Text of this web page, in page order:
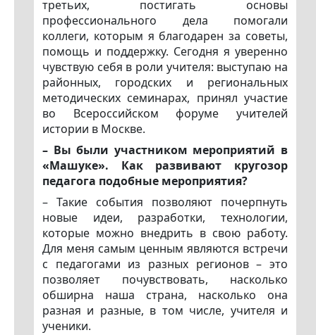
третьих, постигать основы
профессионального дела помогали
коллеги, которым я благодарен за советы,
помощь и поддержку. Сегодня я уверенно
чувствую себя в роли учителя: выступаю на
районных, городских и региональных
методических семинарах, принял участие
во Всероссийском форуме учителей
истории в Москве.
– Вы были участником мероприятий в
«Машуке». Как развивают кругозор
педагога подобные мероприятия?
– Такие события позволяют почерпнуть
новые идеи, разработки, технологии,
которые можно внедрить в свою работу.
Для меня самым ценным являются встречи
с педагогами из разных регионов – это
позволяет почувствовать, насколько
обширна наша страна, насколько она
разная и разные, в том числе, учителя и
ученики.